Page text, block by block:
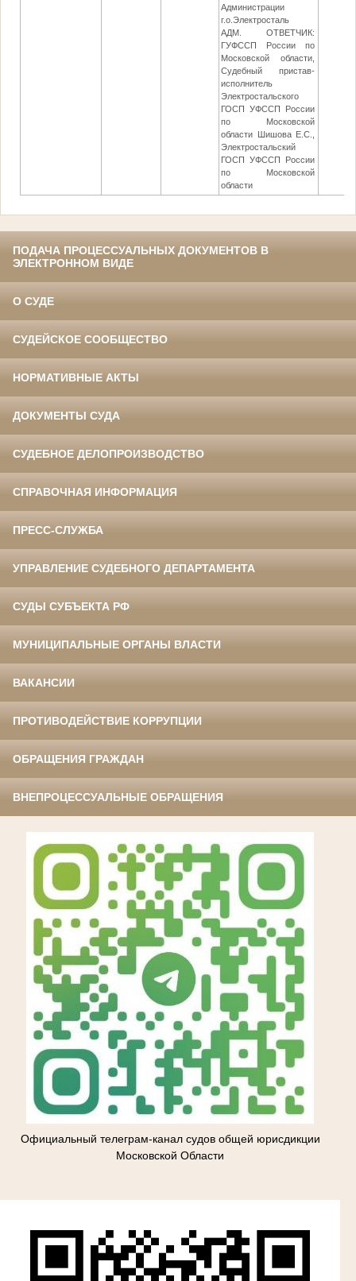
Администрации
г.о.Электросталь
АДМ. ОТВЕТЧИК:
ГУФССП России по
Московской области,
Судебный пристав-
исполнитель
Электростальского
ГОСП УФССП России
по Московской
области Шишова Е.С.,
Электростальский
ГОСП УФССП России
по Московской
области
ПОДАЧА ПРОЦЕССУАЛЬНЫХ ДОКУМЕНТОВ В
ЭЛЕКТРОННОМ ВИДЕ
О СУДЕ
СУДЕЙСКОЕ СООБЩЕСТВО
НОРМАТИВНЫЕ АКТЫ
ДОКУМЕНТЫ СУДА
СУДЕБНОЕ ДЕЛОПРОИЗВОДСТВО
СПРАВОЧНАЯ ИНФОРМАЦИЯ
ПРЕСС-СЛУЖБА
УПРАВЛЕНИЕ СУДЕБНОГО ДЕПАРТАМЕНТА
СУДЫ СУБЪЕКТА РФ
МУНИЦИПАЛЬНЫЕ ОРГАНЫ ВЛАСТИ
ВАКАНСИИ
ПРОТИВОДЕЙСТВИЕ КОРРУПЦИИ
ОБРАЩЕНИЯ ГРАЖДАН
ВНЕПРОЦЕССУАЛЬНЫЕ ОБРАЩЕНИЯ
Официальный телеграм-канал судов общей юрисдикции
Московской Области